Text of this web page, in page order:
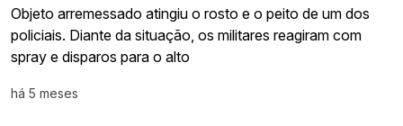
Objeto arremessado atingiu o rosto e o peito de um dos
policiais. Diante da situação, os militares reagiram com
spray e disparos para o alto
há 5 meses